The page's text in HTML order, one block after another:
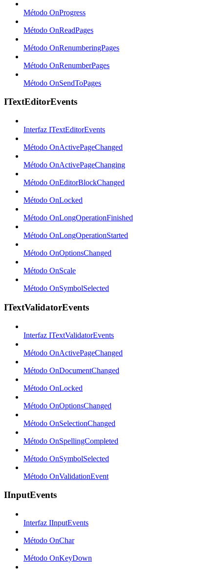
Método OnProgress
Método OnReadPages
Método OnRenumberingPages
Método OnRenumberPages
Método OnSendToPages
ITextEditorEvents
Interfaz ITextEditorEvents
Método OnActivePageChanged
Método OnActivePageChanging
Método OnEditorBlockChanged
Método OnLocked
Método OnLongOperationFinished
Método OnLongOperationStarted
Método OnOptionsChanged
Método OnScale
Método OnSymbolSelected
ITextValidatorEvents
Interfaz ITextValidatorEvents
Método OnActivePageChanged
Método OnDocumentChanged
Método OnLocked
Método OnOptionsChanged
Método OnSelectionChanged
Método OnSpellingCompleted
Método OnSymbolSelected
Método OnValidationEvent
IInputEvents
Interfaz IInputEvents
Método OnChar
Método OnKeyDown